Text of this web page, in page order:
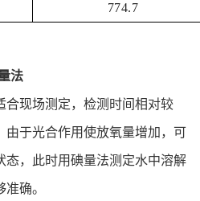
774.7
法
合现场测定，检测时间相对较
由于光合作用使放氧量增加，可
态，此时用碘量法测定水中溶解
确。